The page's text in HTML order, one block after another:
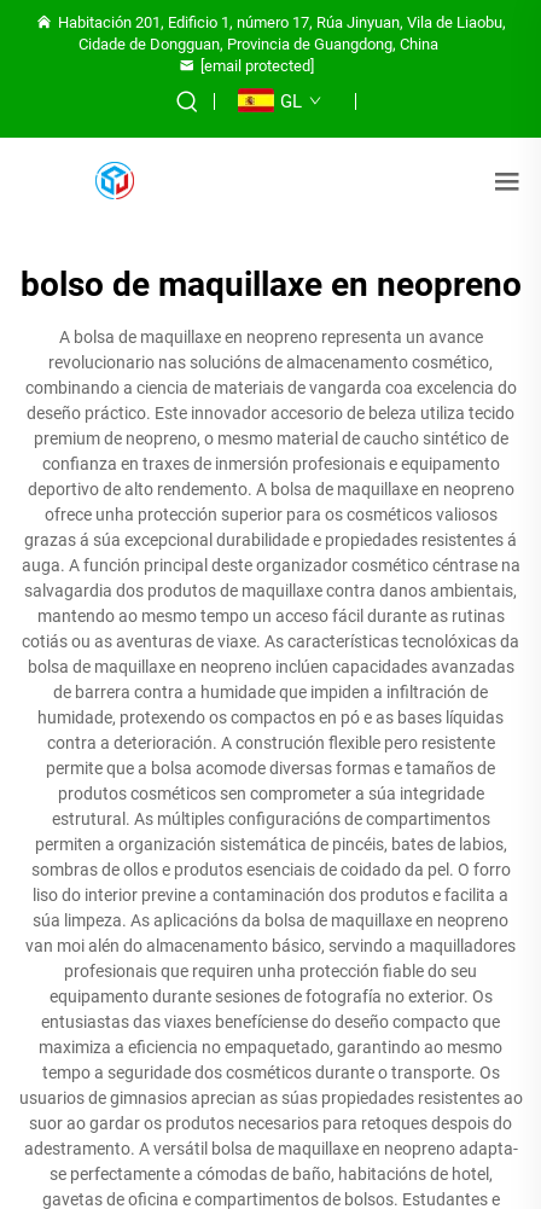
Habitación 201, Edificio 1, número 17, Rúa Jinyuan, Vila de Liaobu,
Cidade de Dongguan, Provincia de Guangdong, China
[email protected]
GL
bolso de maquillaxe en neopreno
A bolsa de maquillaxe en neopreno representa un avance
revolucionario nas solucións de almacenamento cosmético,
combinando a ciencia de materiais de vangarda coa excelencia do
deseño práctico. Este innovador accesorio de beleza utiliza tecido
premium de neopreno, o mesmo material de caucho sintético de
confianza en traxes de inmersión profesionais e equipamento
deportivo de alto rendemento. A bolsa de maquillaxe en neopreno
ofrece unha protección superior para os cosméticos valiosos
grazas á súa excepcional durabilidade e propiedades resistentes á
auga. A función principal deste organizador cosmético céntrase na
salvagardia dos produtos de maquillaxe contra danos ambientais,
mantendo ao mesmo tempo un acceso fácil durante as rutinas
cotiás ou as aventuras de viaxe. As características tecnolóxicas da
bolsa de maquillaxe en neopreno inclúen capacidades avanzadas
de barrera contra a humidade que impiden a infiltración de
humidade, protexendo os compactos en pó e as bases líquidas
contra a deterioración. A construción flexible pero resistente
permite que a bolsa acomode diversas formas e tamaños de
produtos cosméticos sen comprometer a súa integridade
estrutural. As múltiples configuracións de compartimentos
permiten a organización sistemática de pincéis, bates de labios,
sombras de ollos e produtos esenciais de coidado da pel. O forro
liso do interior previne a contaminación dos produtos e facilita a
súa limpeza. As aplicacións da bolsa de maquillaxe en neopreno
van moi alén do almacenamento básico, servindo a maquilladores
profesionais que requiren unha protección fiable do seu
equipamento durante sesiones de fotografía no exterior. Os
entusiastas das viaxes benefíciense do deseño compacto que
maximiza a eficiencia no empaquetado, garantindo ao mesmo
tempo a seguridade dos cosméticos durante o transporte. Os
usuarios de gimnasios aprecian as súas propiedades resistentes ao
suor ao gardar os produtos necesarios para retoques despois do
adestramento. A versátil bolsa de maquillaxe en neopreno adapta-
se perfectamente a cómodas de baño, habitacións de hotel,
gavetas de oficina e compartimentos de bolsos. Estudantes e